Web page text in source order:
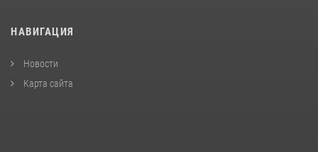
НАВИГАЦИЯ
Новости
Карта сайта